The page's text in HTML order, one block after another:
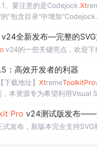
。要注意的是Codejock.Xt
“包含目录”中增加“Codejock.
v24全新发布—完整的
v24的一些关键亮点，欢迎下
：高效开发者的利器
v18.5：高效开发者的利器 【下载地址】 XtremeToolkitPro
本资源专为希望利用Visual
Pro v24测试版发布——
发布，新版本完全支持SVG